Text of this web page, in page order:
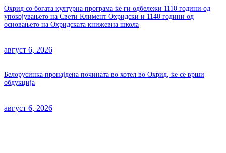
Охрид со богата културна програма ќе ги одбележи 1110 години од
упокојувањето на Свети Климент Охридски и 1140 години од
основањето на Охридската книжевна школа
август 6, 2026
Белорусинка пронајдена почината во хотел во Охрид, ќе се врши
обдукција
август 6, 2026